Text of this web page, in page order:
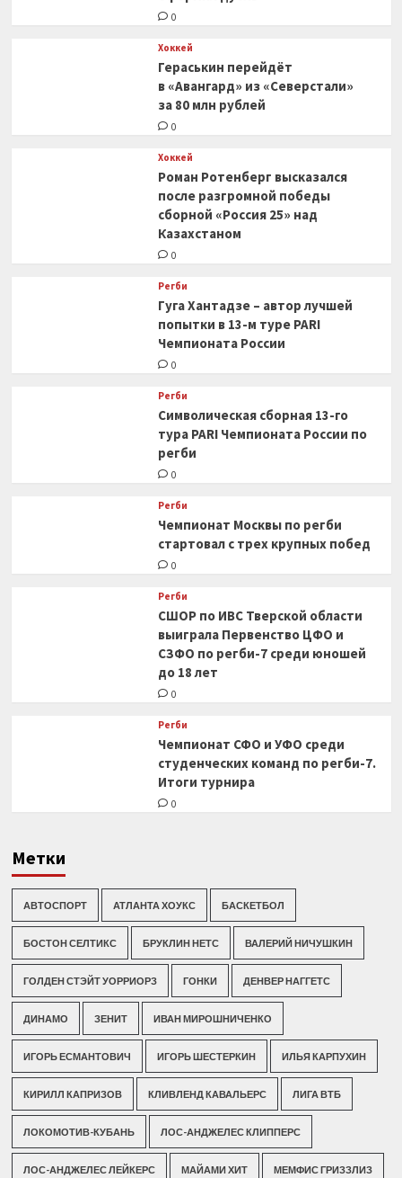
0
Хоккей
Гераськин перейдёт
в «Авангард» из «Северстали»
за 80 млн рублей
0
Хоккей
Роман Ротенберг высказался
после разгромной победы
сборной «Россия 25» над
Казахстаном
0
Регби
Гуга Хантадзе – автор лучшей
попытки в 13-м туре PARI
Чемпионата России
0
Регби
Символическая сборная 13-го
тура PARI Чемпионата России по
регби
0
Регби
Чемпионат Москвы по регби
стартовал с трех крупных побед
0
Регби
СШОР по ИВС Тверской области
выиграла Первенство ЦФО и
СЗФО по регби-7 среди юношей
до 18 лет
0
Регби
Чемпионат СФО и УФО среди
студенческих команд по регби-7.
Итоги турнира
0
Метки
АВТОСПОРТ АТЛАНТА ХОУКС БАСКЕТБОЛ
БОСТОН СЕЛТИКС БРУКЛИН НЕТС ВАЛЕРИЙ НИЧУШКИН
ГОЛДЕН СТЭЙТ УОРРИОРЗ ГОНКИ ДЕНВЕР НАГГЕТС
ДИНАМО ЗЕНИТ ИВАН МИРОШНИЧЕНКО
ИГОРЬ ЕСМАНТОВИЧ ИГОРЬ ШЕСТЕРКИН ИЛЬЯ КАРПУХИН
КИРИЛЛ КАПРИЗОВ КЛИВЛЕНД КАВАЛЬЕРС ЛИГА ВТБ
ЛОКОМОТИВ-КУБАНЬ ЛОС-АНДЖЕЛЕС КЛИППЕРС
ЛОС-АНДЖЕЛЕС ЛЕЙКЕРС МАЙАМИ ХИТ МЕМФИС ГРИЗЗЛИЗ